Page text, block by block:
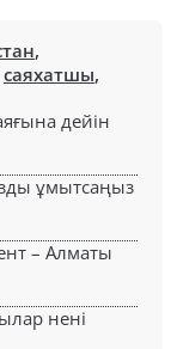
,
саяхатшы,
дейін
ұмытсаңыз
– Алматы
нені